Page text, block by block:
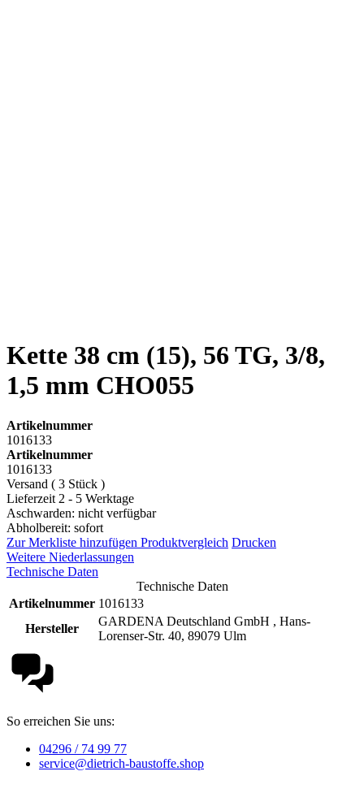
Kette 38 cm (15), 56 TG, 3/8,
1,5 mm CHO055
Artikelnummer
1016133
Artikelnummer
1016133
Versand ( 3 Stück )
Lieferzeit 2 - 5 Werktage
Aschwarden: nicht verfügbar
Abholbereit: sofort
Zur Merkliste hinzufügen Produktvergleich Drucken
Weitere Niederlassungen
Technische Daten
Technische Daten
Artikelnummer 1016133
Hersteller
GARDENA Deutschland GmbH , Hans-
Lorenser-Str. 40, 89079 Ulm
So erreichen Sie uns:
04296 / 74 99 77
service@dietrich-baustoffe.shop